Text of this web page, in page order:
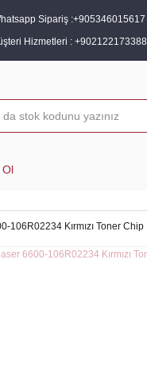
Sipariş :+905346015617
Hizmetleri : +902122173388
Ol